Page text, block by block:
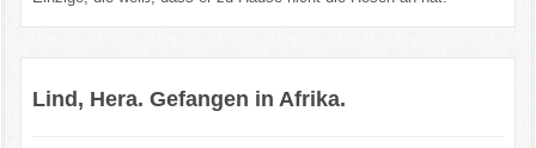
Lind, Hera. Gefangen in Afrika.